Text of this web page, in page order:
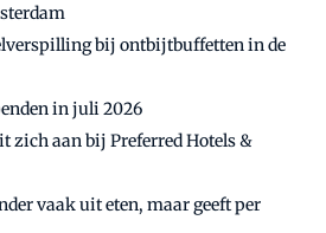
bij ontbijtbuffetten in de
in juli 2026
zich aan bij Preferred Hotels &
vaak uit eten, maar geeft per